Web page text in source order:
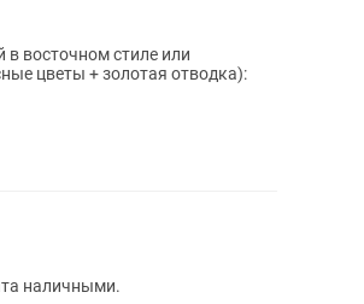
восточном стиле или
цветы + золотая отводка):
наличными.